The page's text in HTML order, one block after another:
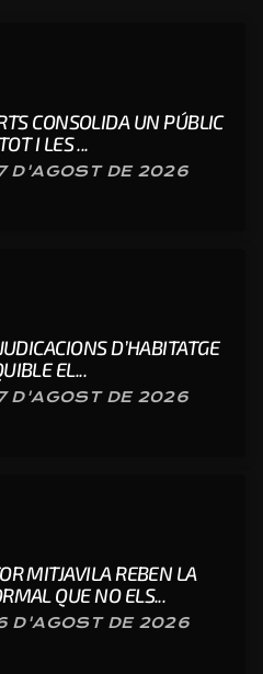
CONSOLIDA UN PÚBLIC
I LES ...
D'AGOST DE 2026
D’HABITATGE
EL...
D'AGOST DE 2026
MITJAVILA REBEN LA
QUE NO ELS...
D'AGOST DE 2026